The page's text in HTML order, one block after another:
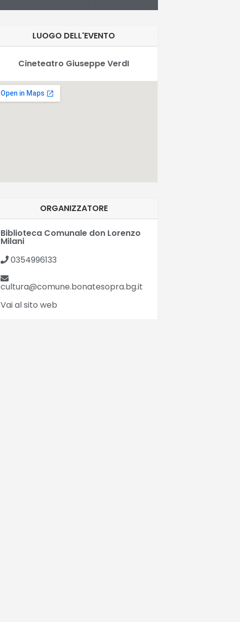
LUOGO DELL'EVENTO
Cineteatro Giuseppe VerdI
ORGANIZZATORE
Biblioteca Comunale don Lorenzo
Milani
0354996133
cultura@comune.bonatesopra.bg.it
Vai al sito web